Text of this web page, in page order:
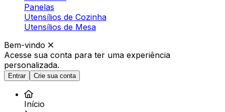
Panelas
Utensílios de Cozinha
Utensílios de Mesa
Bem-vindo
Acesse sua conta para ter uma experiência
personalizada.
Entrar Crie sua conta
Início